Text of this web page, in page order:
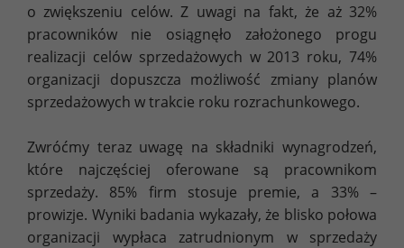
o zwiększeniu celów. Z uwagi na fakt, że aż 32%
pracowników nie osiągnęło założonego progu
realizacji celów sprzedażowych w 2013 roku, 74%
organizacji dopuszcza możliwość zmiany planów
sprzedażowych w trakcie roku rozrachunkowego.
Zwróćmy teraz uwagę na składniki wynagrodzeń,
które najczęściej oferowane są pracownikom
sprzedaży. 85% firm stosuje premie, a 33% –
prowizje. Wyniki badania wykazały, że blisko połowa
organizacji wypłaca zatrudnionym w sprzedaży